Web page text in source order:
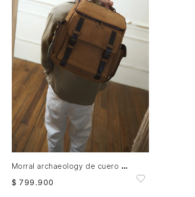
AGREGAR AL CARRITO
Morral archaeology de cuero para hombre vintage
$ 799 .900